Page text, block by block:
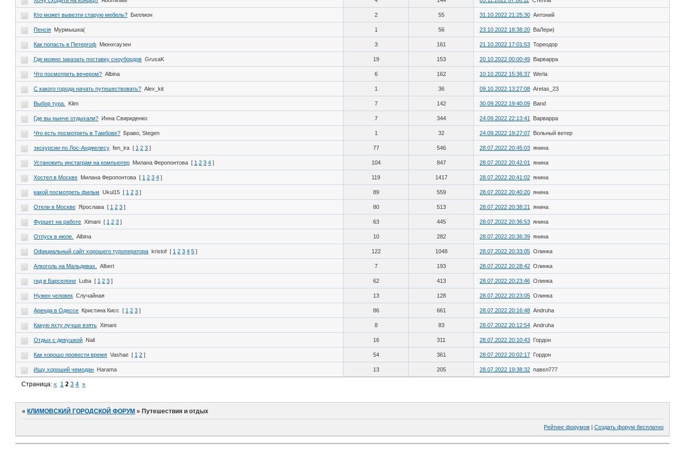
Кто может вывезти старую мебель? Биллион 2 55 31.10.2022 21:25:30 Антоний
Пенсія Мурмышка( 1 56 23.10.2022 18:38:20 ВаЛери)
Как попасть в Петергоф Мюнхгаузен 3 161 21.10.2022 17:01:53 Тореодор
Где можно заказать поставку сноубордов GrusaK 19 153 20.10.2022 00:00:49 Варварpа
Что посмотреть вечером? Albina 6 162 10.10.2022 15:36:37 Werla
С какого города начать путешествовать? Alex_kit 1 36 09.10.2022 13:27:08 Aretas_23
Выбор тура. Klim 7 142 30.09.2022 19:40:09 Band
Где вы нынче отдыхали? Инна Свириденко 7 344 24.09.2022 22:13:41 Варварpа
Что есть посмотреть в Тамбове? Браво, Stegen 1 32 24.09.2022 19:27:07 Вольный ветер
экскурсии по Лос-Анджелесу fen_ira [ 1 2 3 ] 77 546 28.07.2022 20:45:03 янина
Установить инстаграм на компьютер Милана Феропонтова [ 1 2 3 4 ] 104 847 28.07.2022 20:42:01 янина
Хостел в Москве Милана Феропонтова [ 1 2 3 4 ] 119 1417 28.07.2022 20:41:02 янина
какой посмотреть фильм Ukul15 [ 1 2 3 ] 89 559 28.07.2022 20:40:20 янина
Отели в Москве Ярослава [ 1 2 3 ] 80 513 28.07.2022 20:38:21 янина
Фуршет на работе Ximani [ 1 2 3 ] 63 445 28.07.2022 20:36:53 янина
Отпуск в июле. Albina 10 282 28.07.2022 20:36:39 янина
Официальный сайт хорошего туроператора kristof [ 1 2 3 4 5 ] 122 1048 28.07.2022 20:33:05 Олинка
Алкоголь на Мальдивах. Albert 7 193 28.07.2022 20:28:42 Олинка
гид в Барселоне Luba [ 1 2 3 ] 62 413 28.07.2022 20:23:46 Олинка
Нужен человек Случайная 13 128 28.07.2022 20:23:05 Олинка
Аренда в Одессе Кристина Кисс [ 1 2 3 ] 86 661 28.07.2022 20:16:48 Andruha
Какую яхту лучше взять Ximani 8 83 28.07.2022 20:12:54 Andruha
Отдых с девушкой Nail 16 311 28.07.2022 20:10:43 Гордон
Как хорошо провести время Vashae [ 1 2 ] 54 361 28.07.2022 20:02:17 Гордон
Ищу хороший чемодан Harama 13 205 28.07.2022 19:38:32 павел777
Страница:« 1 2 3 4 »
»КЛИМОВСКИЙ ГОРОДСКОЙ ФОРУМ »Путешествия и отдых
Рейтинг форумов Создать форум бесплатно